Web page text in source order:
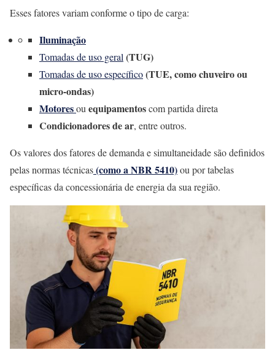
Esses fatores variam conforme o tipo de carga:
Iluminação
Tomadas de uso geral (TUG)
Tomadas de uso específico(TUE, como chuveiro ou
micro-ondas)
Motoresou equipamentoscom partida direta
Condicionadores de ar, entre outros.
Os valores dos fatores de demanda e simultaneidade são definidos
pelas normas técnicas(como a NBR 5410)ou por tabelas
específicas da concessionária de energia da sua região.